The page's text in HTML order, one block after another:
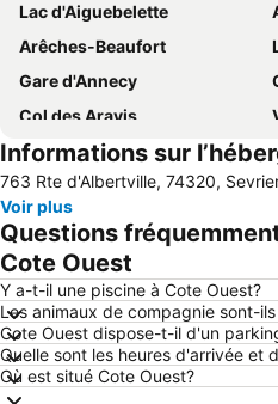
Lac d'Aiguebelette
Arêches-Beaufort
Gare d'Annecy
Col des Aravis
Domaine Alpin des Saisies
La Féclaz
La Fête du Lac
Combloux
Aillons-Margériaz
Noël des Alpes
Marché de la Vieille-Ville
Le Théâtre - Casino Grand Cercle
Informations sur
763 Rte d'Albertville, 74320,
Voir plus
Questions
Cote Ouest
Y a-t-il une piscine à Cote Ouest?
Les animaux de compagnie sont-
Cote Ouest dispose-t-il d'un
Quelle sont les heures d'arrivée et
Où est situé Cote Ouest?